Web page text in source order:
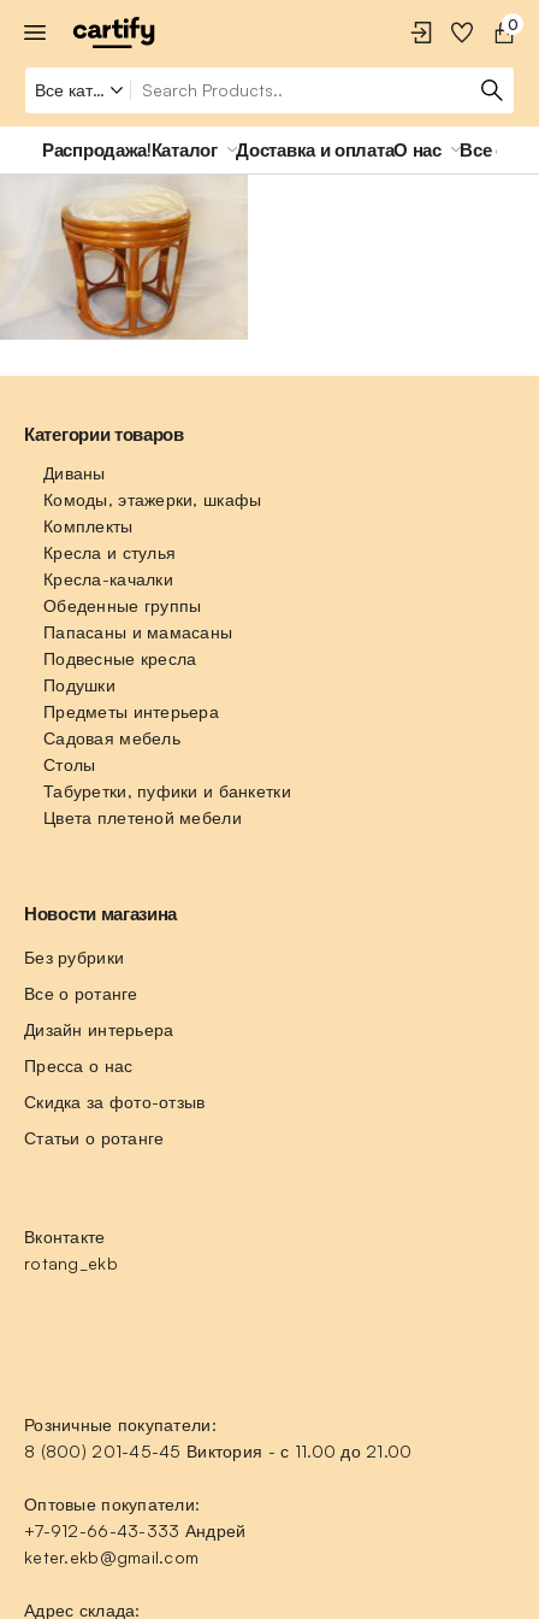
0
Распродажа!Каталог Доставка и оплатаО нас Все о
Категории товаров
Диваны
Комоды, этажерки, шкафы
Комплекты
Кресла и стулья
Кресла-качалки
Обеденные группы
Папасаны и мамасаны
Подвесные кресла
Подушки
Предметы интерьера
Садовая мебель
Столы
Табуретки, пуфики и банкетки
Цвета плетеной мебели
Новости магазина
Без рубрики
Все о ротанге
Дизайн интерьера
Пресса о нас
Скидка за фото-отзыв
Статьи о ротанге
Вконтакте
rotang_ekb
Розничные покупатели:
8 (800) 201-45-45 Виктория - с 11.00 до 21.00
Оптовые покупатели:
+7-912-66-43-333 Андрей
keter.ekb@gmail.com
Адрес склада: